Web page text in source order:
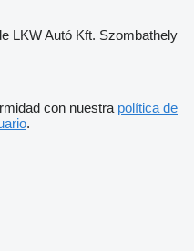
LKW Autó Kft. Szombathely
con nuestra política de
.